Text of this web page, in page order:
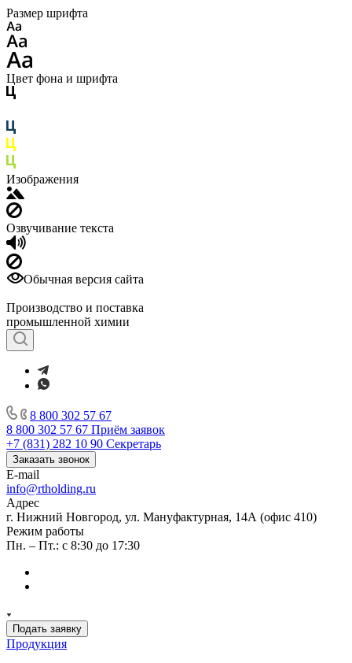
Размер шрифта
Цвет фона и шрифта
Изображения
Озвучивание текста
Обычная версия сайта
Производство и поставка
промышленной химии
8 800 302 57 67
8 800 302 57 67 Приём заявок
+7 (831) 282 10 90 Секретарь
Заказать звонок
E-mail
info@rtholding.ru
Адрес
г. Нижний Новгород, ул. Мануфактурная, 14А (офис 410)
Режим работы
Пн. – Пт.: с 8:30 до 17:30
Подать заявку
Продукция